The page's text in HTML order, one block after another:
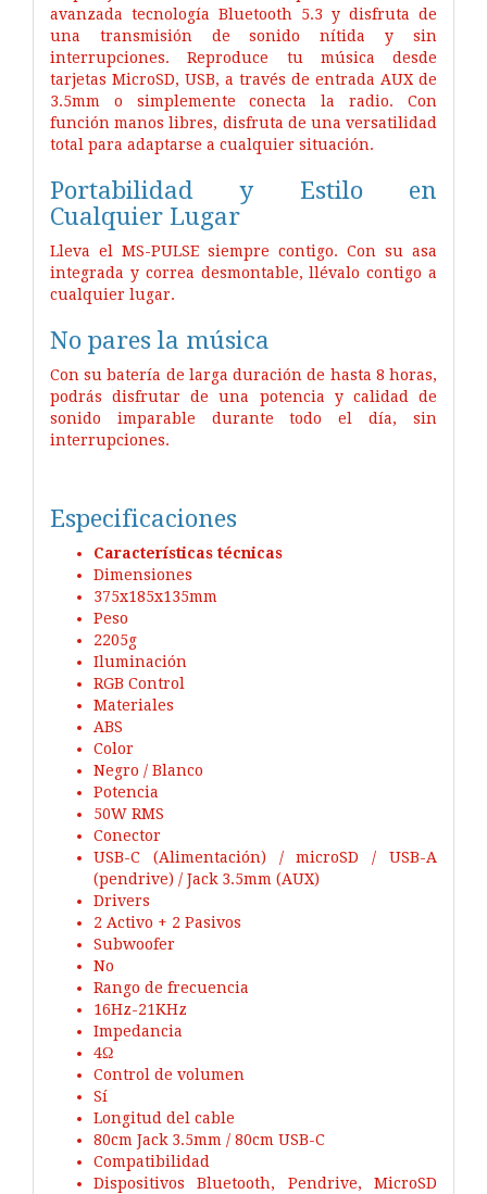
avanzada tecnología Bluetooth 5.3 y disfruta de
una transmisión de sonido nítida y sin
interrupciones. Reproduce tu música desde
tarjetas MicroSD, USB, a través de entrada AUX de
3.5mm o simplemente conecta la radio. Con
función manos libres, disfruta de una versatilidad
total para adaptarse a cualquier situación.
Portabilidad y Estilo en
Cualquier Lugar
Lleva el MS-PULSE siempre contigo. Con su asa
integrada y correa desmontable, llévalo contigo a
cualquier lugar.
No pares la música
Con su batería de larga duración de hasta 8 horas,
podrás disfrutar de una potencia y calidad de
sonido imparable durante todo el día, sin
interrupciones.
Especificaciones
Características técnicas
Dimensiones
375x185x135mm
Peso
2205g
Iluminación
RGB Control
Materiales
ABS
Color
Negro / Blanco
Potencia
50W RMS
Conector
USB-C (Alimentación) / microSD / USB-A
(pendrive) / Jack 3.5mm (AUX)
Drivers
2 Activo + 2 Pasivos
Subwoofer
No
Rango de frecuencia
16Hz-21KHz
Impedancia
4Ω
Control de volumen
Sí
Longitud del cable
80cm Jack 3.5mm / 80cm USB-C
Compatibilidad
Dispositivos Bluetooth, Pendrive, MicroSD